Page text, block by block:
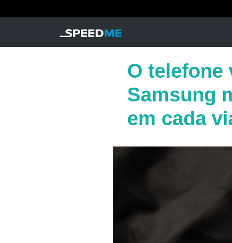
O telefone
Samsung
em cada